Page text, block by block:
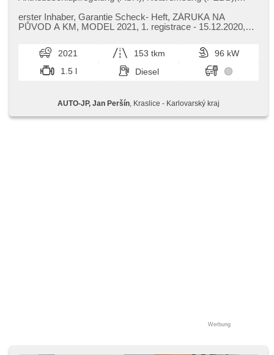
Tempomat, LED denní svícení, Alufelgen, erfüllt 'EURO VI',
Bordcomputer, hlasové ovládání palubního počítače,
štít, elektronická ruční brzda, Navigation, parkovací senzory
zadní, Parkassistent, Lichtsensor, Scheibenwischersensor,
Lenkrad einstellbar, Multifunktionslenkrad, řazení pádly pod
volantem, Beifahrerairbagdeaktivierung, Android Auto, Apple
Zentralverriegelung mit Funkfernbedienung, beheizte Sitze,
höheneinstellbare Sitze, Reifendrucksensor,
erster Inhaber,​ Garantie Scheck​- Heft,​ ZÁRUKA NA
PŮVOD A KM,​ MODEL 2021,​ 1. registrace ​- 15.12.2020,​
2021 153 tkm
96 kW
1.5 l
Diesel
AUTO-JP, Jan Peršín , Kraslice - Karlovarský kraj
Werbung